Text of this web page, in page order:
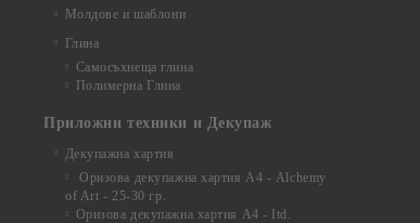
Молдове и шаблони
Глина
Самосъхнеща глина
Полимерна Глина
Приложни техники и Декупаж
Декупажна хартия
Оризова декупажна хартия А4 - Alchemy
of Art - 25-30 гр.
Оризова декупажна хартия А4 - Itd.